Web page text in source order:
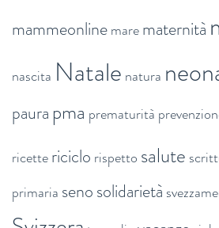
mammeonlinemarematernità
nascita Natale natura
paura pma prematurità
ricettericiclo rispetto salute
primaria senosolidarietà